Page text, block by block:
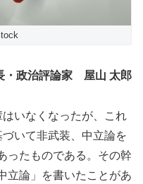
・政治評論家 屋山 太郎
いなくなったが、これ
いて非武装、中立論を
ったものである。その幹
立論」を書いたことがあ